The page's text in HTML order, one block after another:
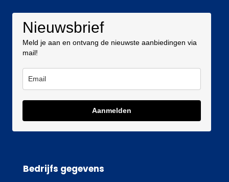
Nieuwsbrief
Meld je aan en ontvang de nieuwste aanbiedingen via
mail!
Aanmelden
Bedrijfs gegevens